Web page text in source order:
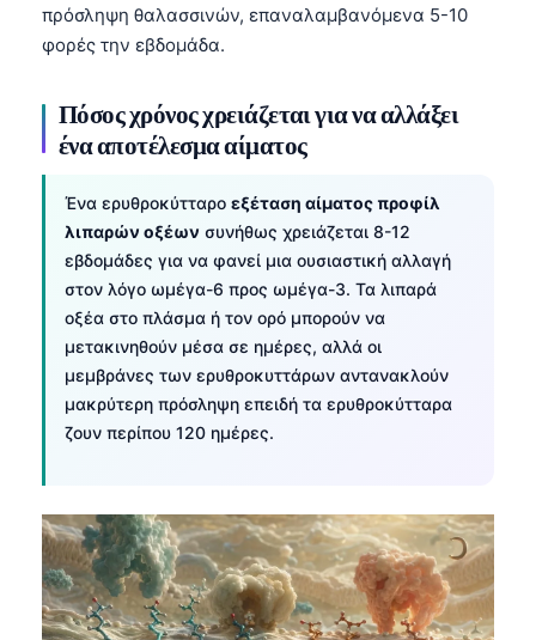
πρόσληψη θαλασσινών, επαναλαμβανόμενα 5-10
φορές την εβδομάδα.
Πόσος χρόνος χρειάζεται για να αλλάξει
ένα αποτέλεσμα αίματος
Ένα ερυθροκύτταρο εξέταση αίματος προφίλ
λιπαρών οξέων συνήθως χρειάζεται 8-12
εβδομάδες για να φανεί μια ουσιαστική αλλαγή
στον λόγο ωμέγα-6 προς ωμέγα-3. Τα λιπαρά
οξέα στο πλάσμα ή τον ορό μπορούν να
μετακινηθούν μέσα σε ημέρες, αλλά οι
μεμβράνες των ερυθροκυττάρων αντανακλούν
μακρύτερη πρόσληψη επειδή τα ερυθροκύτταρα
ζουν περίπου 120 ημέρες.
Eesti
日本語
Čeština
Lietuvių kalba
Polski
한국어
Slovenščina
Magyar
Shqip
اردو
मराठी
தமிழ்